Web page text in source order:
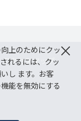
アクセスマップ
上のためにクッ
れるには、クッ
し ます。お客
能を無効にする
×